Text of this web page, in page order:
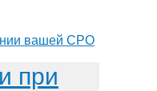
при